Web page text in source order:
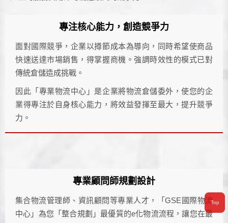
Top
專注核心能力，創造競爭力
面對國際競爭，企業以撙節成本為導向，同時希望使商品
快速送達市場銷售，得掌握商機。強調時效性的模式已對
傳統倉儲造成挑戰。
因此「專業物流中心」是企業將物流倉儲委外，使您的企
業得專注於自身核心能力，將效益發揮至最大，提升競爭
力。
專業顧問師規劃設計
集合物流管理師、資訊顧問等專業人才，「GSE國際物流
中心」為您「整合規劃」最優質的e化物流流程，讓您在最